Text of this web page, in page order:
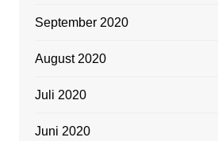
September 2020
August 2020
Juli 2020
Juni 2020